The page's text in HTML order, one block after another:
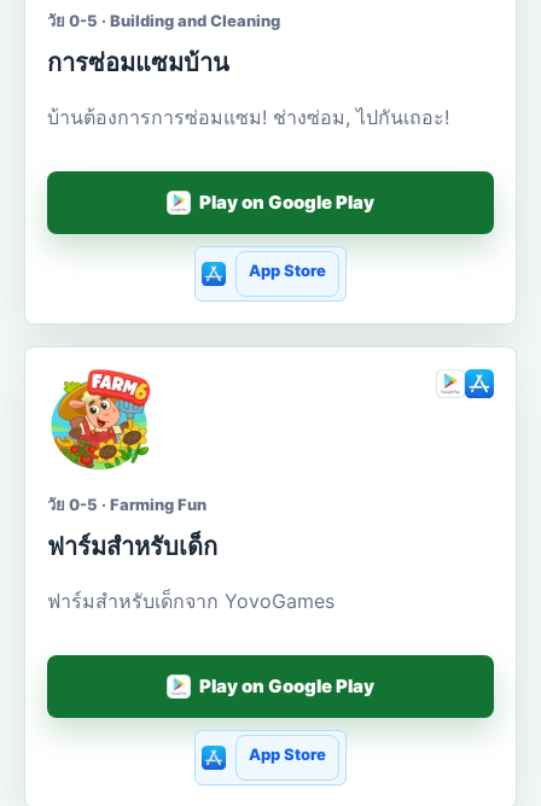
วัย 0-5 · Building and Cleaning
การซ่อมแซมบ้าน
บ้านต้องการการซ่อมแซม! ช่างซ่อม, ไปกันเถอะ!
Play on Google Play
App Store
วัย 0-5 · Farming Fun
ฟาร์มสำหรับเด็ก
ฟาร์มสำหรับเด็กจาก YovoGames
Play on Google Play
App Store